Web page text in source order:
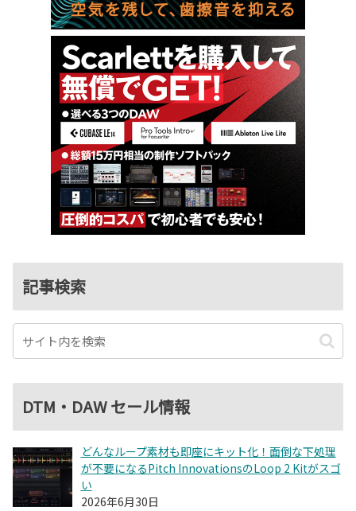
記事検索
DTM・DAW セール情報
どんなループ素材も即座にキット化！面倒な下処理
が不要になるPitch InnovationsのLoop 2 Kitがスゴ
い
2026年6月30日